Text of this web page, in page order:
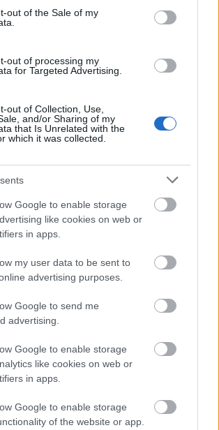
out of the Sale of my
out of processing my
for Targeted Advertising.
out of Collection, Use,
and/or Sharing of my
that Is Unrelated with the
which it was collected.
Google to enable storage
like cookies on web or
in apps.
my user data to be sent to
advertising purposes.
Google to send me
advertising.
Google to enable storage
like cookies on web or
in apps.
Google to enable storage
of the website or app.
νησιού, το γραφικό παραθαλάσσιο
με το ενετικό φρούριο στην
που θα σας μαγέψουν. Αρωνιάδικα,
και Καστριτσιάνικα είναι
και ήσυχοι οικισμοί με ιδιαίτερο
στη φύση
Φόνισσας ή της Νεράιδας στον
Shutterstock)